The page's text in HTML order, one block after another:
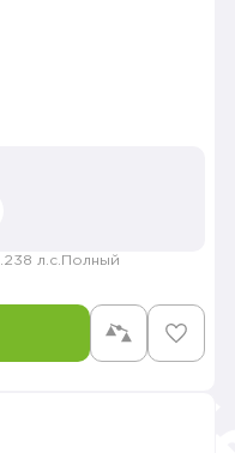
238 л.с. Полный